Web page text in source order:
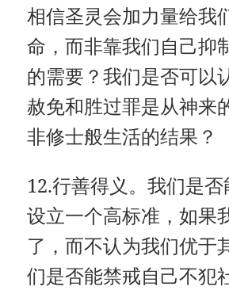
相信圣灵会加力量给我
命，而非靠我们自己抑
的需要？我们是否可以
赦免和胜过罪是从神来
非修士般生活的结果？
12.行善得义。我们是
设立一个高标准，如果
了，而不认为我们优于
们是否能禁戒自己不犯